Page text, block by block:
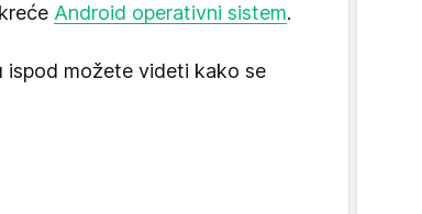
Android operativni sistem.
možete videti kako se